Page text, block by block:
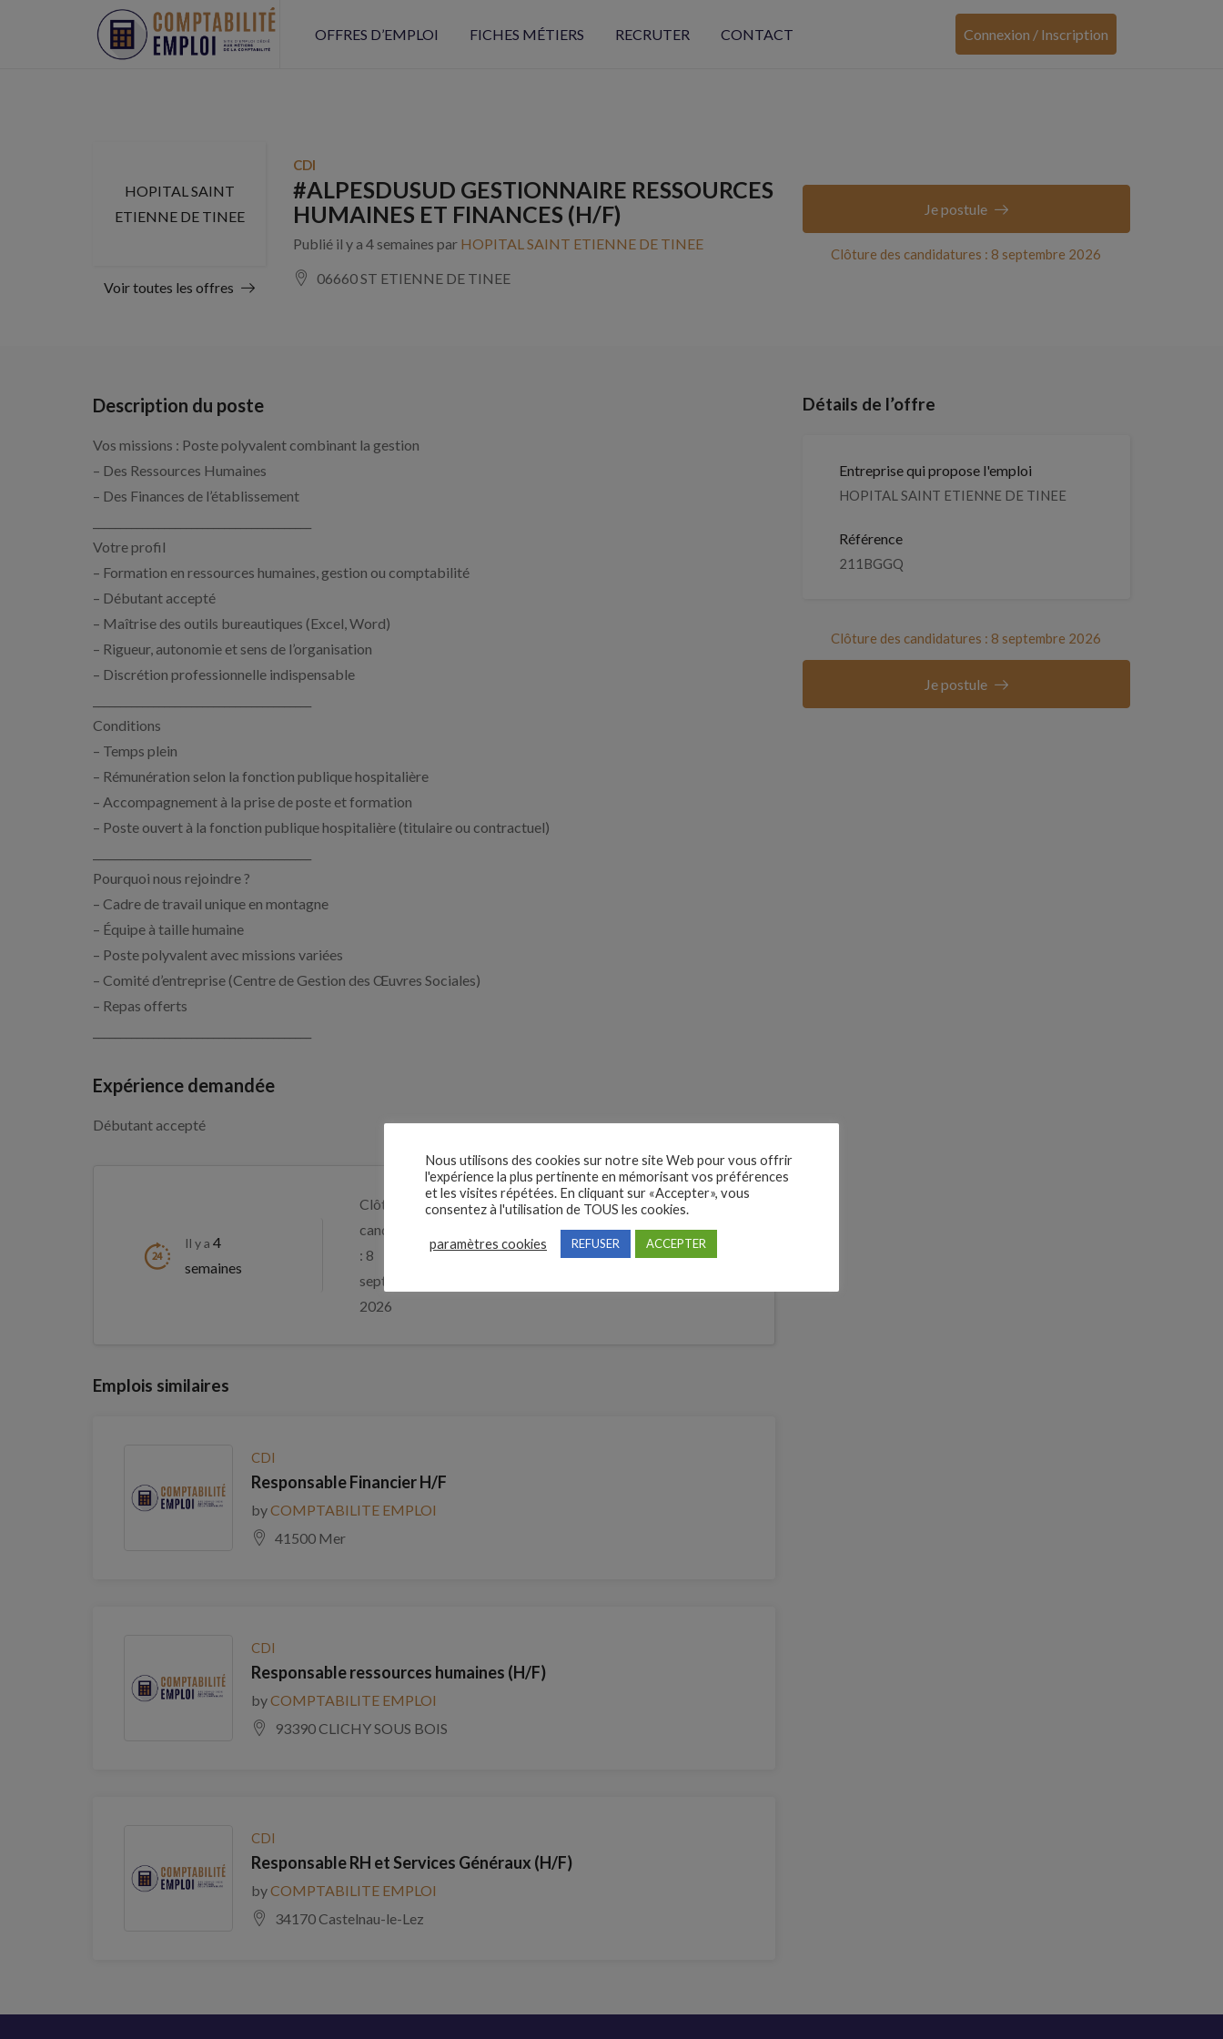
OFFRES D’EMPLOI FICHES MÉTIERS RECRUTER CONTACT Connexion / Inscription
HOPITAL SAINT
ETIENNE DE TINEE
Voir toutes les offres
CDI
#ALPESDUSUD GESTIONNAIRE RESSOURCES
HUMAINES ET FINANCES (H/F)
Publié il y a 4 semaines par HOPITAL SAINT ETIENNE DE TINEE
06660 ST ETIENNE DE TINEE
Clôture des candidatures : 8 septembre 2026
Je postule
Description du poste
Vos missions : Poste polyvalent combinant la gestion
– Des Ressources Humaines
– Des Finances de l’établissement
Votre profil
– Formation en ressources humaines, gestion ou comptabilité
– Débutant accepté
– Maîtrise des outils bureautiques (Excel, Word)
– Rigueur, autonomie et sens de l’organisation
– Discrétion professionnelle indispensable
Conditions
– Temps plein
– Rémunération selon la fonction publique hospitalière
– Accompagnement à la prise de poste et formation
– Poste ouvert à la fonction publique hospitalière (titulaire ou contractuel)
Pourquoi nous rejoindre ?
– Cadre de travail unique en montagne
– Équipe à taille humaine
– Poste polyvalent avec missions variées
– Comité d’entreprise (Centre de Gestion des Œuvres Sociales)
– Repas offerts
Expérience demandée
Débutant accepté
Il y a 4
semaines
Clôture des
candidatures
: 8
septembre
2026
Je postule
Emplois similaires
CDI
Responsable Financier H/F
byCOMPTABILITE EMPLOI
41500 Mer
CDI
Responsable ressources humaines (H/F)
byCOMPTABILITE EMPLOI
93390 CLICHY SOUS BOIS
CDI
Responsable RH et Services Généraux (H/F)
byCOMPTABILITE EMPLOI
34170 Castelnau-le-Lez
Détails de l’offre
Entreprise qui propose l'emploi
HOPITAL SAINT ETIENNE DE TINEE
Référence
211BGGQ
Clôture des candidatures : 8 septembre 2026
Je postule
Nous utilisons des cookies sur notre site Web pour vous offrir
l'expérience la plus pertinente en mémorisant vos préférences
et les visites répétées. En cliquant sur «Accepter», vous
consentez à l'utilisation de TOUS les cookies.
paramètres cookies REFUSER ACCEPTER